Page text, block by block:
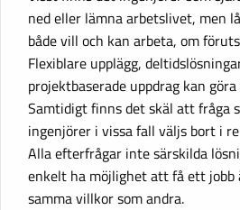
ned eller lämna arbetslivet, men
både vill och kan arbeta, om
Flexiblare upplägg,
projektbaserade uppdrag kan
Samtidigt finns det skäl att fråga
ingenjörer i vissa fall väljs bort i
Alla efterfrågar inte särskilda
enkelt ha möjlighet att få ett jobb
samma villkor som andra.